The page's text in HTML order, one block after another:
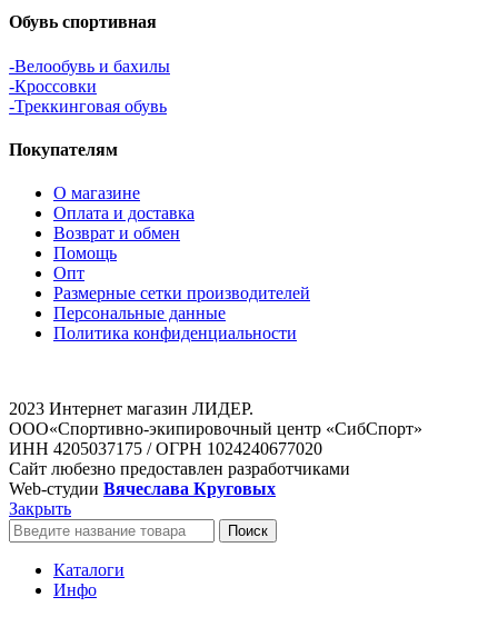
Обувь спортивная
-Велообувь и бахилы
-Кроссовки
-Треккинговая обувь
Покупателям
О магазине
Оплата и доставка
Возврат и обмен
Помощь
Опт
Размерные сетки производителей
Персональные данные
Политика конфиденциальности
2023 Интернет магазин ЛИДЕР.
ООО«Спортивно-экипировочный центр «СибСпорт»
ИНН 4205037175 / ОГРН 1024240677020
Сайт любезно предоставлен разработчиками
Web-студии Вячеслава Круговых
Закрыть
Поиск
Каталоги
Инфо